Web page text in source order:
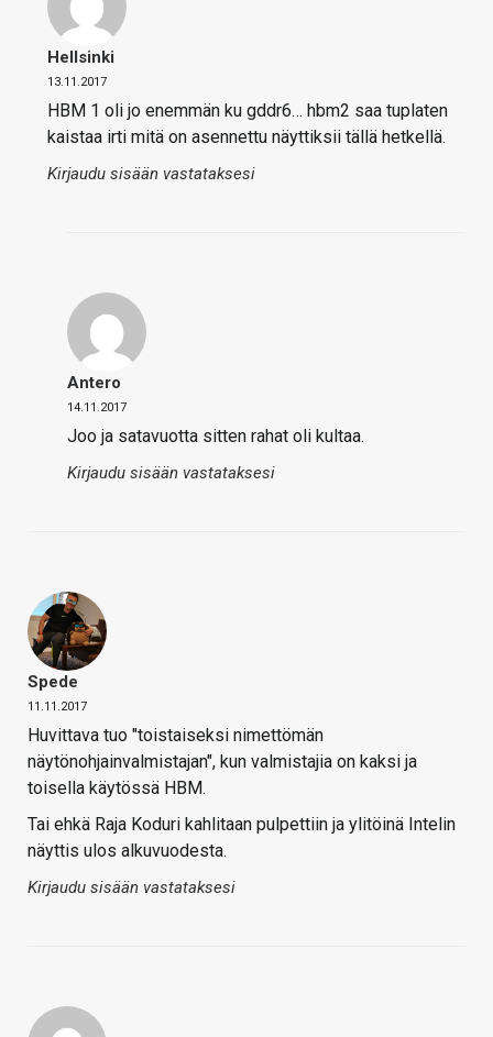
Hellsinki
13.11.2017
HBM 1 oli jo enemmän ku gddr6… hbm2 saa tuplaten
kaistaa irti mitä on asennettu näyttiksii tällä hetkellä.
Kirjaudu sisään vastataksesi
Antero
14.11.2017
Joo ja satavuotta sitten rahat oli kultaa.
Kirjaudu sisään vastataksesi
Spede
11.11.2017
Huvittava tuo "toistaiseksi nimettömän
näytönohjainvalmistajan", kun valmistajia on kaksi ja
toisella käytössä HBM.
Tai ehkä Raja Koduri kahlitaan pulpettiin ja ylitöinä Intelin
näyttis ulos alkuvuodesta.
Kirjaudu sisään vastataksesi